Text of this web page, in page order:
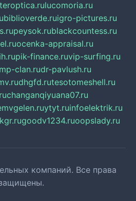
lucomoria.ru
biblioverde.ruigro-pictures.ru
peysok.rublackcountess.ru
ocenka-appraisal.ru
pik-finance.ruvip-surfing.ru
clan.rudr-pavlush.ru
dhgfd.rutesotomeshell.ru
changanqiyuana07.ru
ytyt.ruinfoelektrik.ru
goodv1234.ruoopslady.ru
компаний. Все права